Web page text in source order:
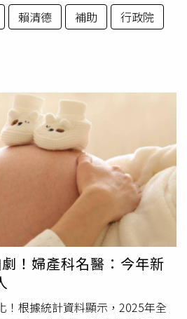
賴清德 補助 行政院
！婦產科名醫：今年新
！根據統計資料顯示，2025年全